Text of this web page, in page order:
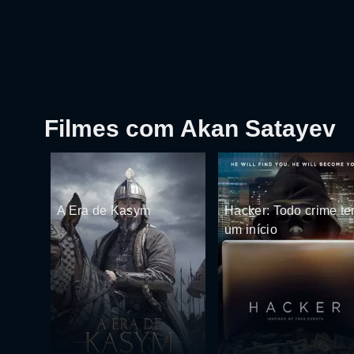
Filmes com Akan Satayev
A Era de Kasym
Hacker: Todo crime
um início